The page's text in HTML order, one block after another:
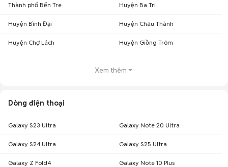
Thành phố Bến Tre Huyện Ba Tri
Huyện Bình Đại Huyện Châu Thành
Huyện Chợ Lách Huyện Giồng Trôm
Xem thêm
Dòng điện thoại
Galaxy S23 Ultra Galaxy Note 20 Ultra
Galaxy S24 Ultra Galaxy S25 Ultra
Galaxy Z Fold4 Galaxy Note 10 Plus